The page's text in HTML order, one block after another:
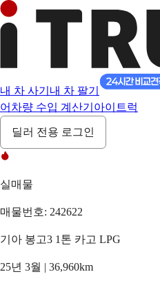
내 차 사기 내 차 팔기
어 차량 수입 계산기 아이트럭
딜러 전용 로그인
실매물
매물번호: 242622
기아 봉고3 1톤 카고 LPG
25년 3월 | 36,960km